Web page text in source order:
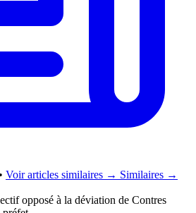
• Voir articles similaires → Similaires →